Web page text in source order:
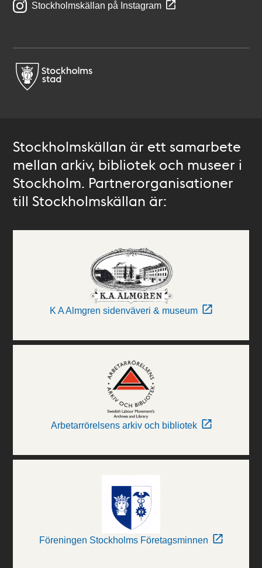
Stockholmskällan på Instagram
Stockholmskällan är ett samarbete
mellan arkiv, bibliotek och museer i
Stockholm. Partnerorganisationer
till Stockholmskällan är:
K A Almgren sidenväveri & museum
Arbetarrörelsens arkiv och bibliotek
Föreningen Stockholms Företagsminnen